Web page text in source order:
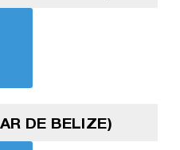
DE BELIZE)